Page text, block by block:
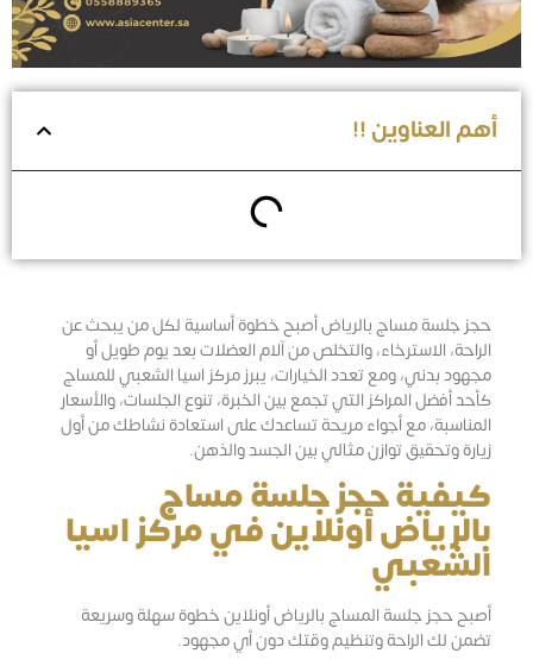
أهم العناوين !!
حجز جلسة مساج بالرياض أصبح خطوة أساسية لكل من يبحث عن
الراحة، الاسترخاء، والتخلص من آلام العضلات بعد يوم طويل أو
مجهود بدني، ومع تعدد الخيارات، يبرز مركز اسيا الشعبي للمساج
كأحد أفضل المراكز التي تجمع بين الخبرة، تنوع الجلسات، والأسعار
المناسبة، مع أجواء مريحة تساعدك على استعادة نشاطك من أول
زيارة وتحقيق توازن مثالي بين الجسد والذهن.
كيفية حجز جلسة مساج
بالرياض أونلاين في مركز اسيا
الشعبي
أصبح حجز جلسة المساج بالرياض أونلاين خطوة سهلة وسريعة
تضمن لك الراحة وتنظيم وقتك دون أي مجهود.